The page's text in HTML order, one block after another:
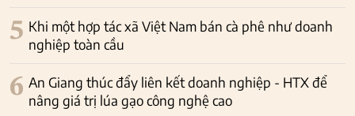
5 Khi một hợp tác xã Việt Nam bán cà phê như doanh
nghiệp toàn cầu
6 An Giang thúc đẩy liên kết doanh nghiệp - HTX để
nâng giá trị lúa gạo công nghệ cao